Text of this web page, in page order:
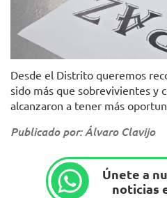
Desde el Distrito queremos
sido más que sobrevivientes y
alcanzaron a tener más
Publicado por: Álvaro Clavijo
Únete a
noticias